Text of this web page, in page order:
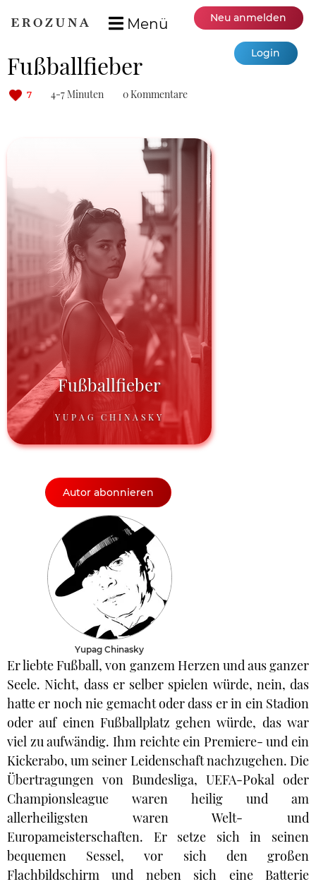
Menü Neu anmelden
Login
Fußballfieber
7 4-7 Minuten 0 Kommentare
Fußballfieber
YUPAG CHINASKY
Autor abonnieren
Yupag Chinasky
Er liebte Fußball, von ganzem Herzen und aus ganzer
Seele. Nicht, dass er selber spielen würde, nein, das
hatte er noch nie gemacht oder dass er in ein Stadion
oder auf einen Fußballplatz gehen würde, das war
viel zu aufwändig. Ihm reichte ein Premiere- und ein
Kickerabo, um seiner Leidenschaft nachzugehen. Die
Übertragungen von Bundesliga, UEFA-Pokal oder
Championsleague waren heilig und am
allerheiligsten waren Welt- und
Europameisterschaften. Er setze sich in seinen
bequemen Sessel, vor sich den großen
Flachbildschirm und neben sich eine Batterie